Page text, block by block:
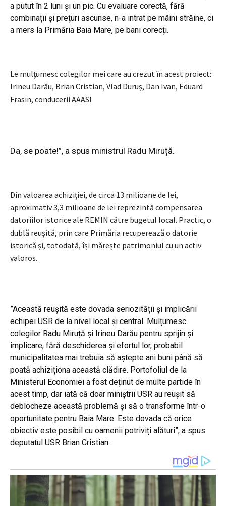
a putut în 2 luni și un pic. Cu evaluare corectă, fără
combinații și prețuri ascunse, n-a intrat pe mâini străine, ci
a mers la Primăria Baia Mare, pe bani corecți.
Le mulțumesc colegilor mei care au crezut în acest proiect:
Irineu Darău, Brian Cristian, Vlad Duruș, Dan Ivan, Eduard
Frasin, conducerii AAAS!
Da, se poate!”, a spus ministrul Radu Miruță.
Din valoarea achiziției, de circa 13 milioane de lei,
aproximativ 3,3 milioane de lei reprezintă compensarea
datoriilor istorice ale REMIN către bugetul local. Practic, o
dublă reușită, prin care Primăria recuperează o datorie
istorică și, totodată, își mărește patrimoniul cu un activ
valoros.
”Această reușită este dovada seriozității și implicării
echipei USR de la nivel local și central. Mulțumesc
colegilor Radu Miruță și Irineu Darău pentru sprijin și
implicare, fără deschiderea și efortul lor, probabil
municipalitatea mai trebuia să aștepte ani buni până să
poată achiziționa această clădire. Portofoliul de la
Ministerul Economiei a fost deținut de multe partide în
acest timp, dar iată că doar miniștrii USR au reușit să
deblocheze această problemă și să o transforme într-o
oportunitate pentru Baia Mare. Este dovada că orice
obiectiv este posibil cu oamenii potriviți alături”, a spus
deputatul USR Brian Cristian.